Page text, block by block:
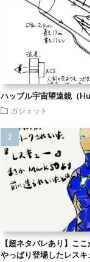
ハッブル宇宙望遠鏡（
ガジェット
【超ネタバレあり】こ
やっぱり登場したレス